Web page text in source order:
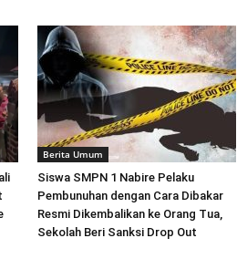
Berita Umum
Siswa SMPN 1 Nabire Pelaku
Pembunuhan dengan Cara Dibakar
Resmi Dikembalikan ke Orang Tua,
Sekolah Beri Sanksi Drop Out